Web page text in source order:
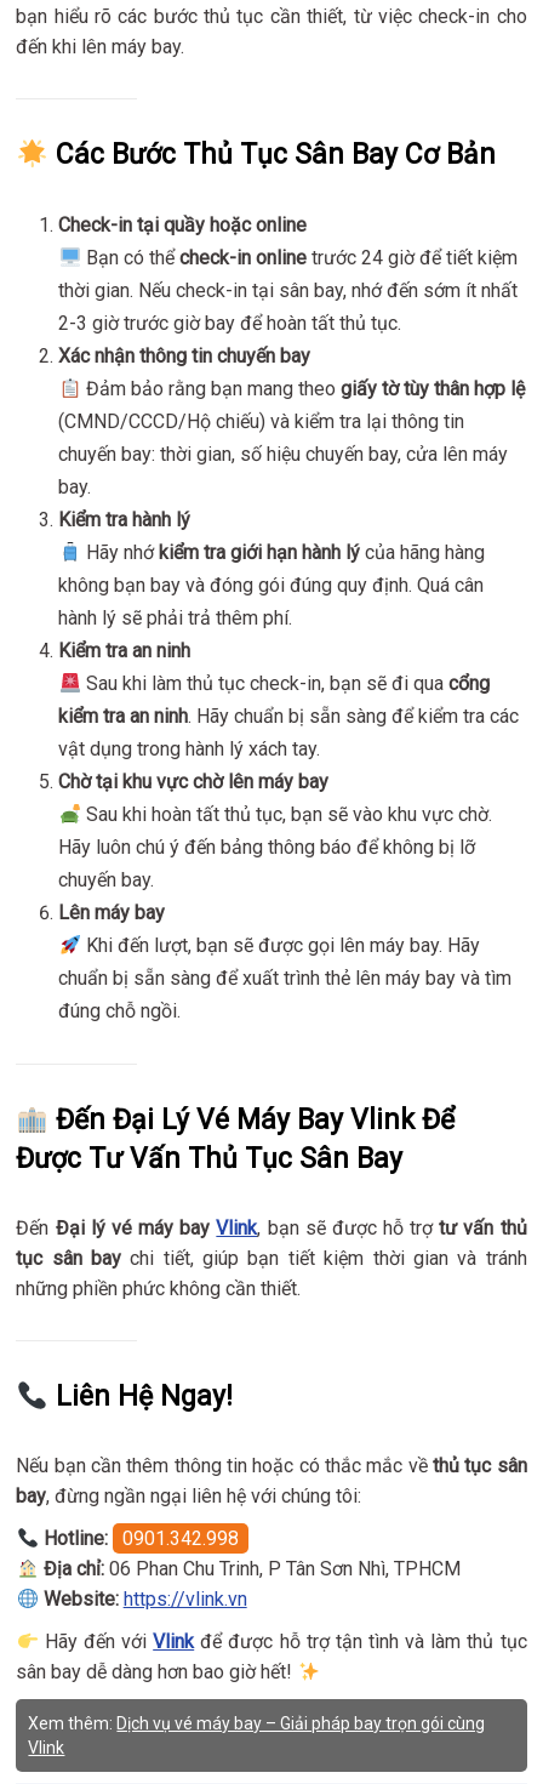
bạn hiểu rõ các bước thủ tục cần thiết, từ việc check-in cho
đến khi lên máy bay.
Các Bước Thủ Tục Sân Bay Cơ Bản
Check-in tại quầy hoặc online
Bạn có thểcheck-in onlinetrước 24 giờ để tiết kiệm
thời gian. Nếu check-in tại sân bay, nhớ đến sớm ít nhất
2-3 giờ trước giờ bay để hoàn tất thủ tục.
Xác nhận thông tin chuyến bay
Đảm bảo rằng bạn mang theo giấy tờ tùy thân hợp lệ
(CMND/CCCD/Hộ chiếu) và kiểm tra lại thông tin
chuyến bay: thời gian, số hiệu chuyến bay, cửa lên máy
bay.
Kiểm tra hành lý
Hãy nhớ kiểm tra giới hạn hành lýcủa hãng hàng
không bạn bay và đóng gói đúng quy định. Quá cân
hành lý sẽ phải trả thêm phí.
Kiểm tra an ninh
Sau khi làm thủ tục check-in, bạn sẽ đi qua cổng
kiểm tra an ninh. Hãy chuẩn bị sẵn sàng để kiểm tra các
vật dụng trong hành lý xách tay.
Chờ tại khu vực chờ lên máy bay
Sau khi hoàn tất thủ tục, bạn sẽ vào khu vực chờ.
Hãy luôn chú ý đến bảng thông báo để không bị lỡ
chuyến bay.
Lên máy bay
Khi đến lượt, bạn sẽ được gọi lên máy bay. Hãy
chuẩn bị sẵn sàng để xuất trình thẻ lên máy bay và tìm
đúng chỗ ngồi.
Đến Đại Lý Vé Máy Bay Vlink Để
Được Tư Vấn Thủ Tục Sân Bay
Đến Đại lý vé máy bayVlink, bạn sẽ được hỗ trợtư vấn thủ
tục sân bay chi tiết, giúp bạn tiết kiệm thời gian và tránh
những phiền phức không cần thiết.
Liên Hệ Ngay!
Nếu bạn cần thêm thông tin hoặc có thắc mắc về thủ tục sân
bay, đừng ngần ngại liên hệ với chúng tôi:
Hotline:
0901.342.998
Địa chỉ:06 Phan Chu Trinh, P Tân Sơn Nhì, TPHCM
Website: https://vlink.vn
Hãy đến vớiVlinkđể được hỗ trợ tận tình và làm thủ tục
sân bay dễ dàng hơn bao giờ hết!
Xem thêm: Dịch vụ vé máy bay – Giải pháp bay trọn gói cùng
Vlink